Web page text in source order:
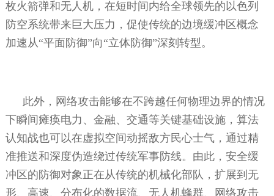
枚火箭弹和无人机，在短时间内给全球领先的以色列
防空系统带来巨大压力，促使传统的边境缓冲区概念
加速从“平面防御”向“立体防御”深刻转型。
此外，网络攻击能够在不跨越任何物理边界的情况
下瞬间瘫痪电力、金融、交通等关键基础设施，算法
认知战也可以在虚拟空间动摇敌方民心士气，通过精
准推送和深度伪造绕过传统军事防线。由此，安全缓
冲区的防御对象正在从传统的机械化部队，扩展到无
形、高速、分布化的数据流、无人机蜂群、网络攻击